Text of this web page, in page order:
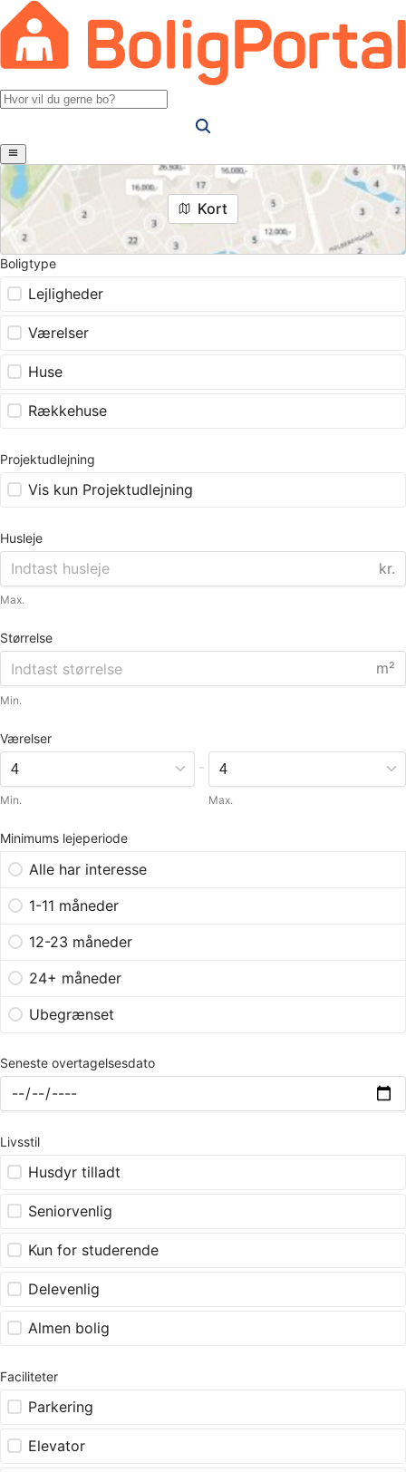
Kort
Boligtype
Lejligheder
Værelser
Huse
Rækkehuse
Projektudlejning
Vis kun Projektudlejning
Husleje
kr.
Max.
Størrelse
m²
Min.
Værelser
Min.
-
Max.
Minimums lejeperiode
Alle har interesse
1-11 måneder
12-23 måneder
24+ måneder
Ubegrænset
Seneste overtagelsesdato
Livsstil
Husdyr tilladt
Seniorvenlig
Kun for studerende
Delevenlig
Almen bolig
Faciliteter
Parkering
Elevator